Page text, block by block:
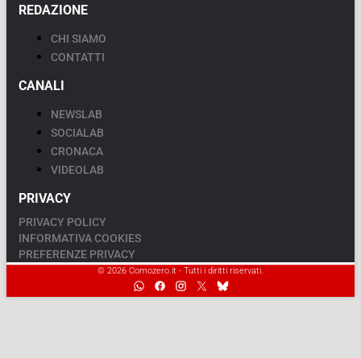
REDAZIONE
CHI SIAMO
CONTATTI
CANALI
NEWSLAB
SOCIALAB
CRONACA
VIDEOLAB
PRIVACY
PRIVACY POLICY
INFORMATIVA COOKIES
PREFERENZE PRIVACY
© 2026 Comozero.it - Tutti i diritti riservati.